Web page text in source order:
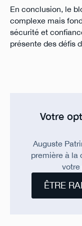
En conclusion, le
complexe mais
sécurité et
présente des défis
Votre
Auguste
première à la
votre
ÊTRE